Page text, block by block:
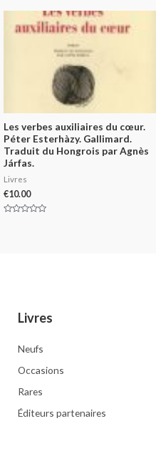
5
Les verbes auxiliaires du cœur.
Péter Esterhàzy. Gallimard.
Traduit du Hongrois par Agnès
Járfas.
Livres
€10.00
Livres
Neufs
Occasions
Rares
Éditeurs partenaires